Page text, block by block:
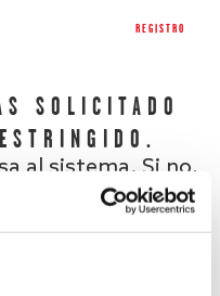
REGISTRO
SOLICITADO
al sistema. Si no,